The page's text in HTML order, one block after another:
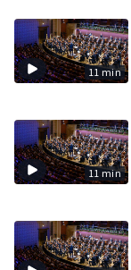
11 min
11 min